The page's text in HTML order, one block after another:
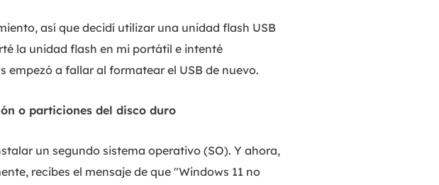
así que decidí utilizar una unidad flash USB
la unidad flash en mi portátil e intenté
empezó a fallar al formatear el USB de nuevo.
o particiones del disco duro
un segundo sistema operativo (SO). Y ahora,
recibes el mensaje de que "Windows 11 no